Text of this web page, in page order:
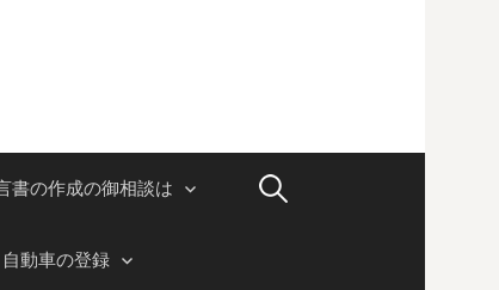
書の作成の御相談は
動車の登録
検